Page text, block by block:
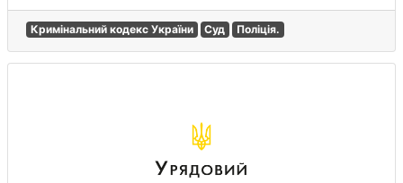
Кримінальний кодекс України Суд Поліція.